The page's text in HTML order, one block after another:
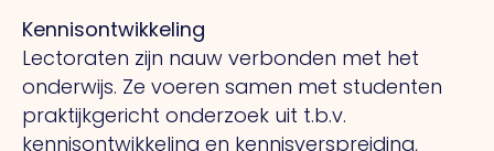
Kennisontwikkeling
Lectoraten zijn nauw verbonden met het
onderwijs. Ze voeren samen met studenten
praktijkgericht onderzoek uit t.b.v.
kennisontwikkeling en kennisverspreiding,